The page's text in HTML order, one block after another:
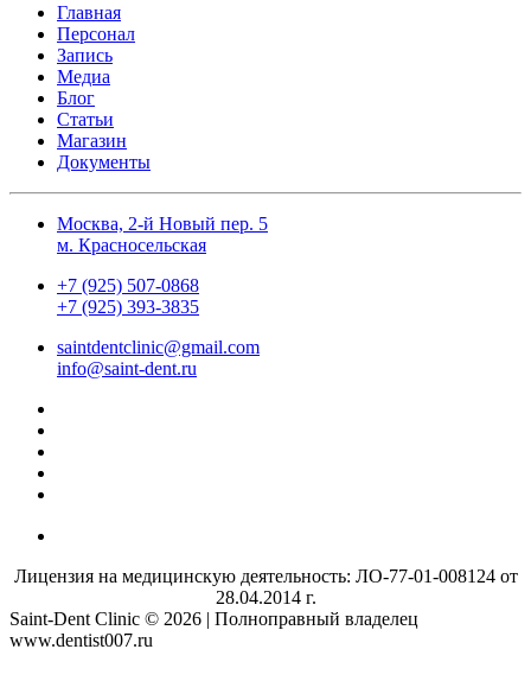
Главная
Персонал
Запись
Медиа
Блог
Статьи
Магазин
Документы
Москва, 2-й Новый пер. 5
м. Красносельская
+7 (925) 507-0868
+7 (925) 393-3835
saintdentclinic@gmail.com
info@saint-dent.ru
Лицензия на медицинскую деятельность: ЛО-77-01-008124 от
28.04.2014 г.
Saint-Dent Clinic © 2026 | Полноправный владелец
www.dentist007.ru